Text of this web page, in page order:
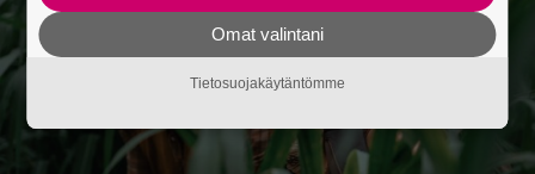
Omat valintani
Tietosuojakäytäntömme